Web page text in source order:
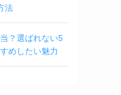
法
？選ばれない5
めしたい魅力